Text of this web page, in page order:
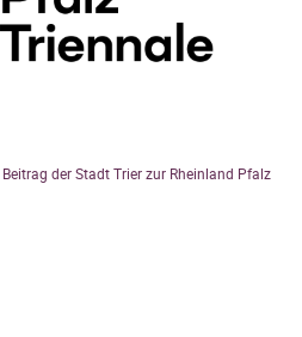
der Stadt Trier zur Rheinland Pfalz